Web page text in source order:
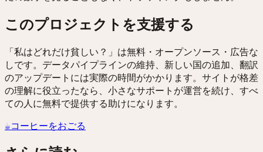
このプロジェクトを支援する
「私はどれだけ貧しい？」は無料・オープンソース・広告な
しです。データパイプラインの維持、新しい国の追加、翻訳
のアップデートには実際の時間がかかります。サイトが格差
の理解に役立ったなら、小さなサポートが運営を続け、すべ
ての人に無料で提供する助けになります。
☕コーヒーをおごる